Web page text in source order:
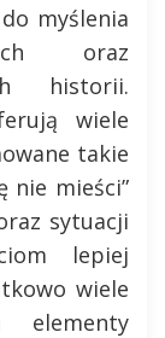
myślenia
oraz
historii.
wiele
takie
nie mieści”
sytuacji
lepiej
wiele
elementy